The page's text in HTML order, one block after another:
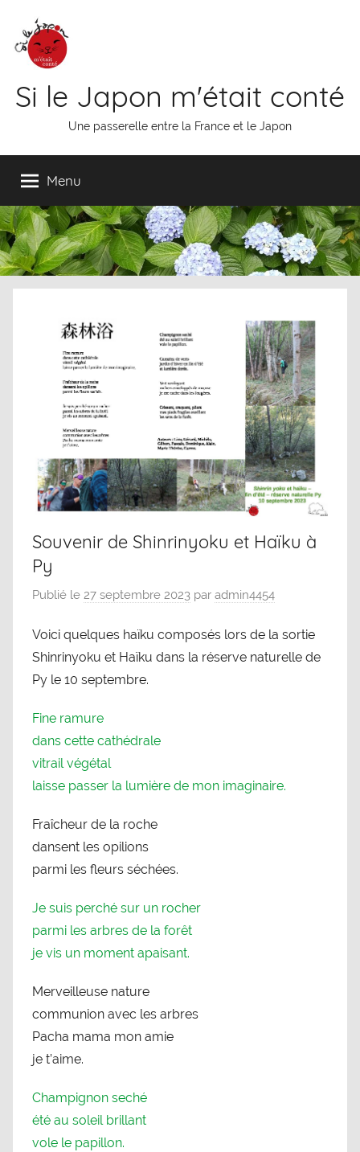
contenu
Si le Japon m'était conté
Une passerelle entre la France et le Japon
Menu
Souvenir de Shinrinyoku et Haïku à
Py
Publié le 27 septembre 2023 par admin4454
Voici quelques haïku composés lors de la sortie
Shinrinyoku et Haïku dans la réserve naturelle de
Py le 10 septembre.
Fine ramure
dans cette cathédrale
vitrail végétal
laisse passer la lumière de mon imaginaire.
Fraîcheur de la roche
dansent les opilions
parmi les fleurs séchées.
Je suis perché sur un rocher
parmi les arbres de la forêt
je vis un moment apaisant.
Merveilleuse nature
communion avec les arbres
Pacha mama mon amie
je t’aime.
Champignon seché
été au soleil brillant
vole le papillon.